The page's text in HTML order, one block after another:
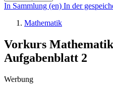
In Sammlung (en) In der
Mathematik
Vorkurs
Aufgabenblatt 2
Werbung